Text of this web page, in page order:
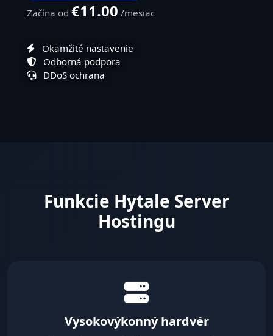
Začína od €11.00 /mesiac
Okamžité nastavenie
Odborná podpora
DDoS ochrana
Funkcie Hytale Server
Hostingu
Vysokovýkonný hardvér